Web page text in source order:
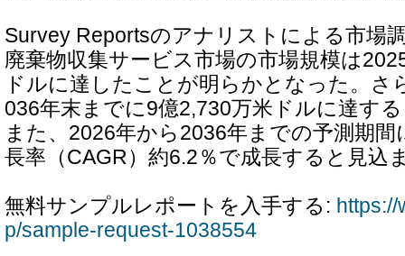
Survey Reportsのアナリストによる市場
廃棄物収集サービス市場の市場規模は
ドルに達したことが明らかとなった。さ
036年末までに9億2,730万米ドルに達す
また、2026年から2036年までの予測期
長率（CAGR）約6.2％で成長すると見込
無料サンプルレポートを入手する:
p/sample-request-1038554